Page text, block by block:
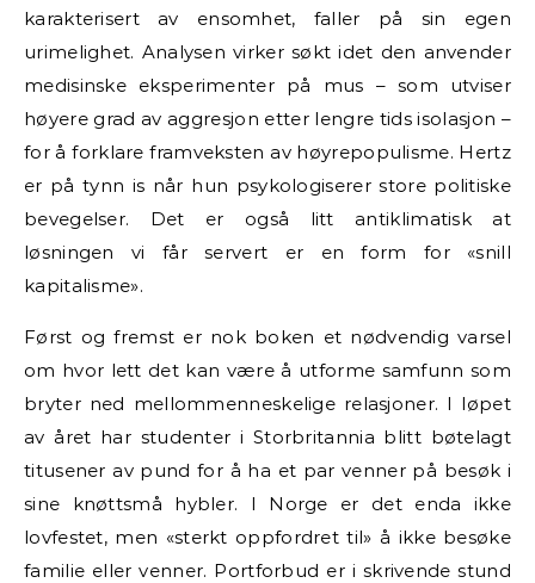
karakterisert av ensomhet, faller på sin egen
urimelighet. Analysen virker søkt idet den anvender
medisinske eksperimenter på mus – som utviser
høyere grad av aggresjon etter lengre tids isolasjon –
for å forklare framveksten av høyrepopulisme. Hertz
er på tynn is når hun psykologiserer store politiske
bevegelser. Det er også litt antiklimatisk at
løsningen vi får servert er en form for «snill
kapitalisme».
Først og fremst er nok boken et nødvendig varsel
om hvor lett det kan være å utforme samfunn som
bryter ned mellommenneskelige relasjoner. I løpet
av året har studenter i Storbritannia blitt bøtelagt
titusener av pund for å ha et par venner på besøk i
sine knøttsmå hybler. I Norge er det enda ikke
lovfestet, men «sterkt oppfordret til» å ikke besøke
familie eller venner. Portforbud er i skrivende stund